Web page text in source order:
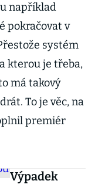
například
pokračovat v
systém
kterou je třeba,
má takový
To je věc, na
premiér
Výpadek